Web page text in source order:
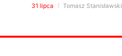
31 lipca Tomasz Stanisławski